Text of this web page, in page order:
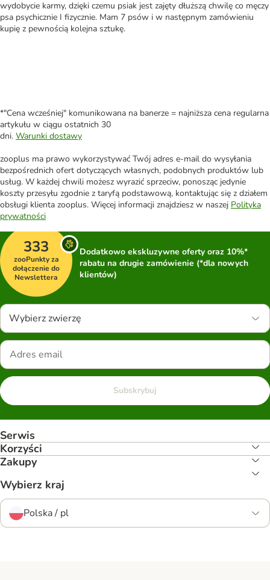
wydobycie karmy, dzięki czemu psiak jest zajęty dłuższą chwilę co męczy
psa psychicznie I fizycznie. Mam 7 psów i w następnym zamówieniu
kupię z pewnością kolejna sztukę.
*"Cena wcześniej" komunikowana na banerze = najniższa cena regularna
artykułu w ciągu ostatnich 30
dni. Warunki dostawy
zooplus ma prawo wykorzystywać Twój adres e-mail do wysyłania
bezpośrednich ofert dotyczących własnych, podobnych produktów lub
usług. W każdej chwili możesz wyrazić sprzeciw, ponosząc jedynie
koszty przesyłu zgodnie z taryfą podstawową, kontaktując się z działem
obsługi klienta zooplus. Więcej informacji znajdziesz w naszej Polityka
prywatności
333
zooPunkty za
dołączenie do
Newslettera
Dodatkowo ekskluzywne oferty oraz 10%*
rabatu na drugie zamówienie (*dla nowych
klientów)
Wybierz zwierzę
Subskrybuj
Serwis
Korzyści
Zakupy
Wybierz kraj
Polska / pl